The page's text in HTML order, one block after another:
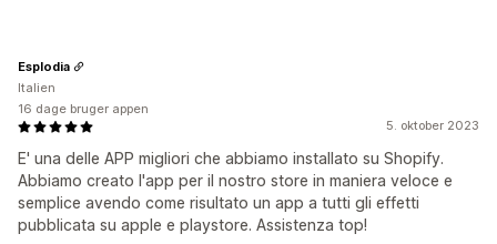
5. oktober 2023
E' una delle APP migliori che abbiamo installato su Shopify.
Abbiamo creato l'app per il nostro store in maniera veloce e
semplice avendo come risultato un app a tutti gli effetti
pubblicata su apple e playstore. Assistenza top!
Esplodia
Italien
16 dage bruger appen